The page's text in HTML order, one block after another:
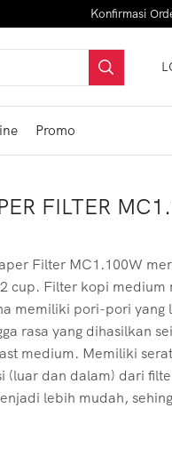
Konfirmasi
Promo
FILTER
Filter MC1.100W
cup. Filter kopi medium
memiliki pori-pori yang
rasa yang dihasilkan
medium. Memiliki
(luar dan dalam) dari
lebih mudah,